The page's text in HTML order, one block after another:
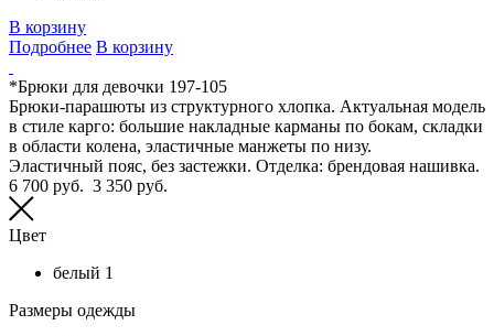
В корзину
Подробнее В корзину
*Брюки для девочки 197-105
Брюки-парашюты из структурного хлопка. Актуальная модель
в стиле карго: большие накладные карманы по бокам, складки
в области колена, эластичные манжеты по низу.
Эластичный пояс, без застежки. Отделка: брендовая нашивка.
6 700 руб. 3 350 руб.
Цвет
белый 1
Размеры одежды